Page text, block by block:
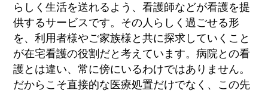
らしく生活を送れるよう、看護師などが看護を提
供するサービスです。その人らしく過ごせる形
を、利用者様やご家族様と共に探求していくこと
が在宅看護の役割だと考えています。病院との看
護とは違い、常に傍にいるわけではありません。
だからこそ直接的な医療処置だけでなく、この先